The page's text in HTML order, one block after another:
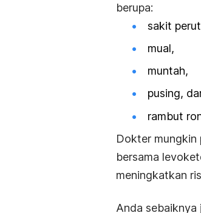
berupa:
sakit
mual,
muntah,
pusing,
rambut
Dokter mungkin
bersama
meningkatkan
Anda sebaiknya